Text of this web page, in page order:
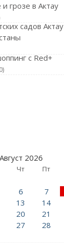
грозе в Актау
садов Актау
с Red+
Август 2026
Чт Пт
6 7
13 14
20 21
27 28